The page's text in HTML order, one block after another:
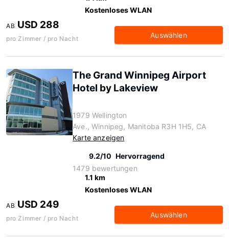
Kostenloses WLAN
AB USD 288
pro Zimmer / pro Nacht Auswählen
The Grand Winnipeg Airport
Hotel by Lakeview
1979 Wellington
Ave., Winnipeg, Manitoba R3H 1H5, CA
Karte anzeigen
9.2/10 Hervorragend
1479 bewertungen
1.1 km
Kostenloses WLAN
AB USD 249
pro Zimmer / pro Nacht Auswählen